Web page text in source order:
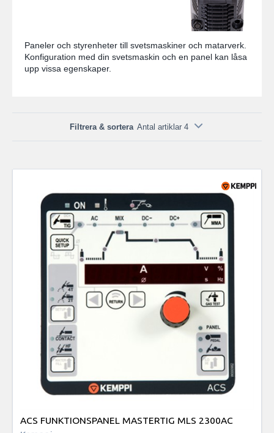
Paneler och styrenheter till svetsmaskiner och matarverk.
Konfiguration med din svetsmaskin och en panel kan låsa
upp vissa egenskaper.
Filtrera & sortera Antal artiklar 4
ACS FUNKTIONSPANEL MASTERTIG MLS 2300AC